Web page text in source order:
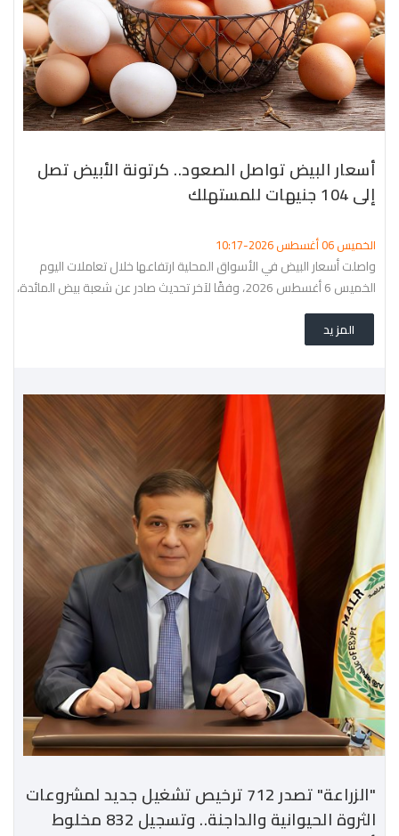
أسعار البيض تواصل الصعود.. كرتونة الأبيض تصل
إلى 104 جنيهات للمستهلك
الخميس 06 أغسطس 2026-10:17
واصلت أسعار البيض في الأسواق المحلية ارتفاعها خلال تعاملات اليوم
الخميس 6 أغسطس 2026، وفقًا لآخر تحديث صادر عن شعبة بيض المائدة،
حيث سجلت أسعار البيض الأبيض
المزيد
"الزراعة" تصدر 712 ترخيص تشغيل جديد لمشروعات
الثروة الحيوانية والداجنة.. وتسجيل 832 مخلوط